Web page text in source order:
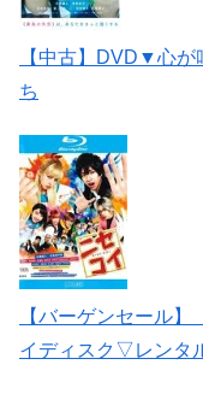
【中古】DVD▼心
ち
【バーゲンセール
イディスク▽レンタ